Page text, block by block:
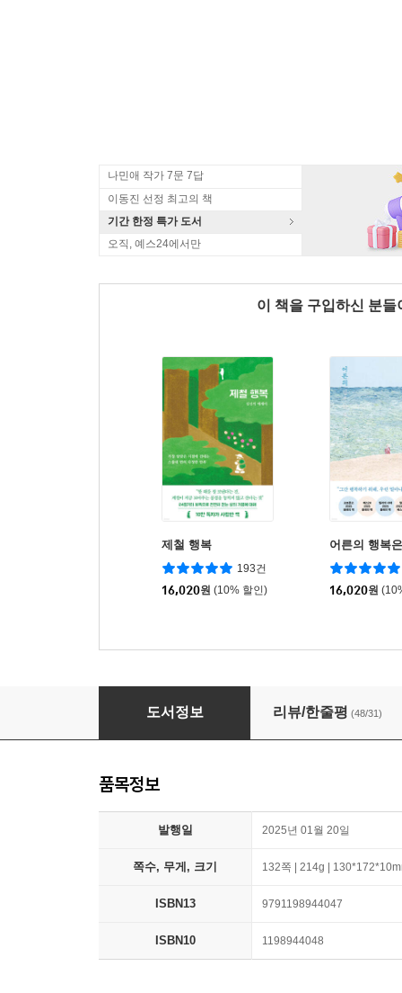
나민애 작가 7문 7답
이동진 선정 최고의 책
기간 한정 특가 도서
오직, 예스24에서만
이 책을 구입하신 분
제철 행복
193건
16,020원 (10% 할인)
어른의 행복
16,020원
좋은 사람 도감
도서정보 리뷰/한줄평 (48/31)
품목정보
발행일 2025년 01월 20일
쪽수, 무게, 크기 132쪽 | 214g |
ISBN13 9791198944047
ISBN10 1198944048